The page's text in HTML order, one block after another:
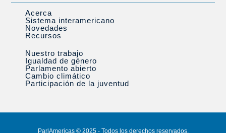
Acerca
Sistema interamericano
Novedades
Recursos
Nuestro trabajo
Igualdad de género
Parlamento abierto
Cambio climático
Participación de la juventud
ParlAmericas © 2025 - Todos los derechos reservados.